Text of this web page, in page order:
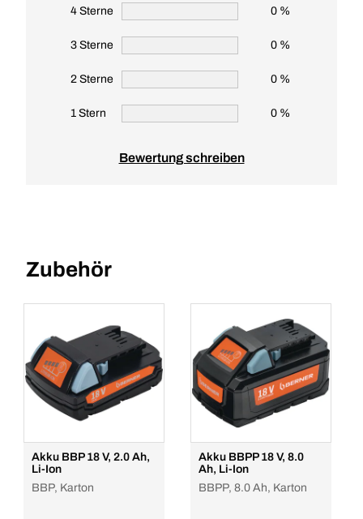
4 Sterne 0 %
3 Sterne 0 %
2 Sterne 0 %
1 Stern 0 %
Bewertung schreiben
Zubehör
Akku BBP 18 V, 2.0 Ah,
Li-Ion
BBP, Karton
Akku BBPP 18 V, 8.0
Ah, Li-Ion
BBPP, 8.0 Ah, Karton